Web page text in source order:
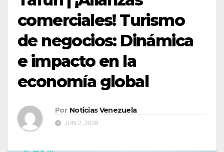
comerciales! Turismo
de negocios: Dinámica
e impacto en la
economía global
Por Noticias Venezuela
JUN 2, 2026